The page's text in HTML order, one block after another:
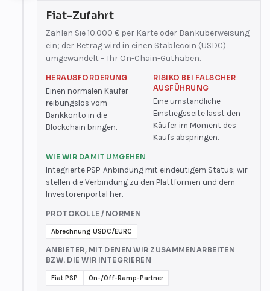
Fiat-Zufahrt
Zahlen Sie 10.000 € per Karte oder Banküberweisung
ein; der Betrag wird in einen Stablecoin (USDC)
umgewandelt – Ihr On-Chain-Guthaben.
HERAUSFORDERUNG
Einen normalen Käufer
reibungslos vom
Bankkonto in die
Blockchain bringen.
RISIKO BEI FALSCHER
AUSFÜHRUNG
Eine umständliche
Einstiegsseite lässt den
Käufer im Moment des
Kaufs abspringen.
WIE WIR DAMIT UMGEHEN
Integrierte PSP-Anbindung mit eindeutigem Status; wir
stellen die Verbindung zu den Plattformen und dem
Investorenportal her.
PROTOKOLLE / NORMEN
Abrechnung USDC/EURC
ANBIETER, MIT DENEN WIR ZUSAMMENARBEITEN
BZW. DIE WIR INTEGRIEREN
Fiat PSP On-/Off-Ramp-Partner